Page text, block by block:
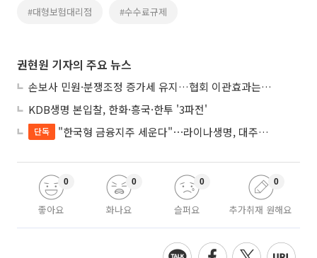
#대형보험대리점 #수수료규제
권현원 기자의 주요 뉴스
손보사 민원·분쟁조정 증가세 유지…협회 이관효과는 ‘아직’
KDB생명 본입찰, 한화·흥국·한투 '3파전'
단독 "한국형 금융지주 세운다"⋯라이나생명, 대주주 변경으로 지주사 전환 첫발
좋아요
0
화나요
0
슬퍼요
0
추가취재 원해요
0